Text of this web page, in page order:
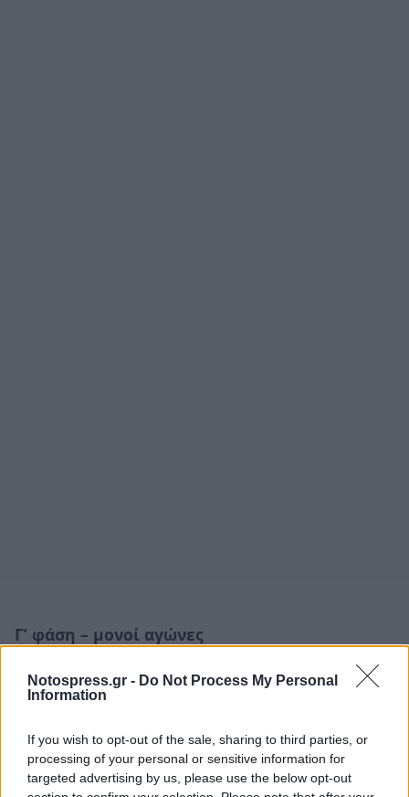
Notospress.gr - Do Not Process My Personal
Information
If you wish to opt-out of the sale, sharing to third parties, or
processing of your personal or sensitive information for
targeted advertising by us, please use the below opt-out
Γ’ φάση – μονοί αγώνες
Αγώνας 3: Ήφαιστος Βρονταμά – Νικητής 2
Ξηροκαμπίου
Αγώνας 5: Νικητής 1 – Άρης Σκάλας